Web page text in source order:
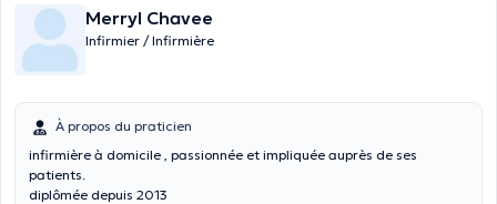
Merryl Chavee
Infirmier / Infirmière
À propos du praticien
infirmière à domicile , passionnée et impliquée auprès de ses
patients.
diplômée depuis 2013